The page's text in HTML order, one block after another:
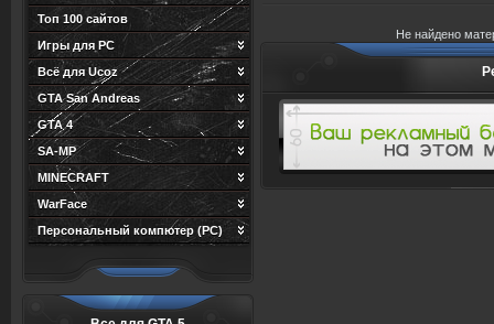
Топ 100 сайтов
Игры для PC
Всё для Ucoz
GTA San Andreas
GTA 4
SA-MP
MINECRAFT
WarFace
Персональный компютер (PC)
Не найдено